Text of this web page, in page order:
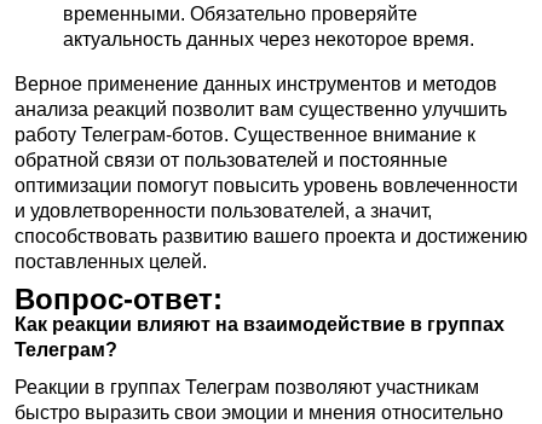
временными. Обязательно проверяйте
актуальность данных через некоторое время.
Верное применение данных инструментов и методов
анализа реакций позволит вам существенно улучшить
работу Телеграм-ботов. Существенное внимание к
обратной связи от пользователей и постоянные
оптимизации помогут повысить уровень вовлеченности
и удовлетворенности пользователей, а значит,
способствовать развитию вашего проекта и достижению
поставленных целей.
Вопрос-ответ:
Как реакции влияют на взаимодействие в группах
Телеграм?
Реакции в группах Телеграм позволяют участникам
быстро выразить свои эмоции и мнения относительно